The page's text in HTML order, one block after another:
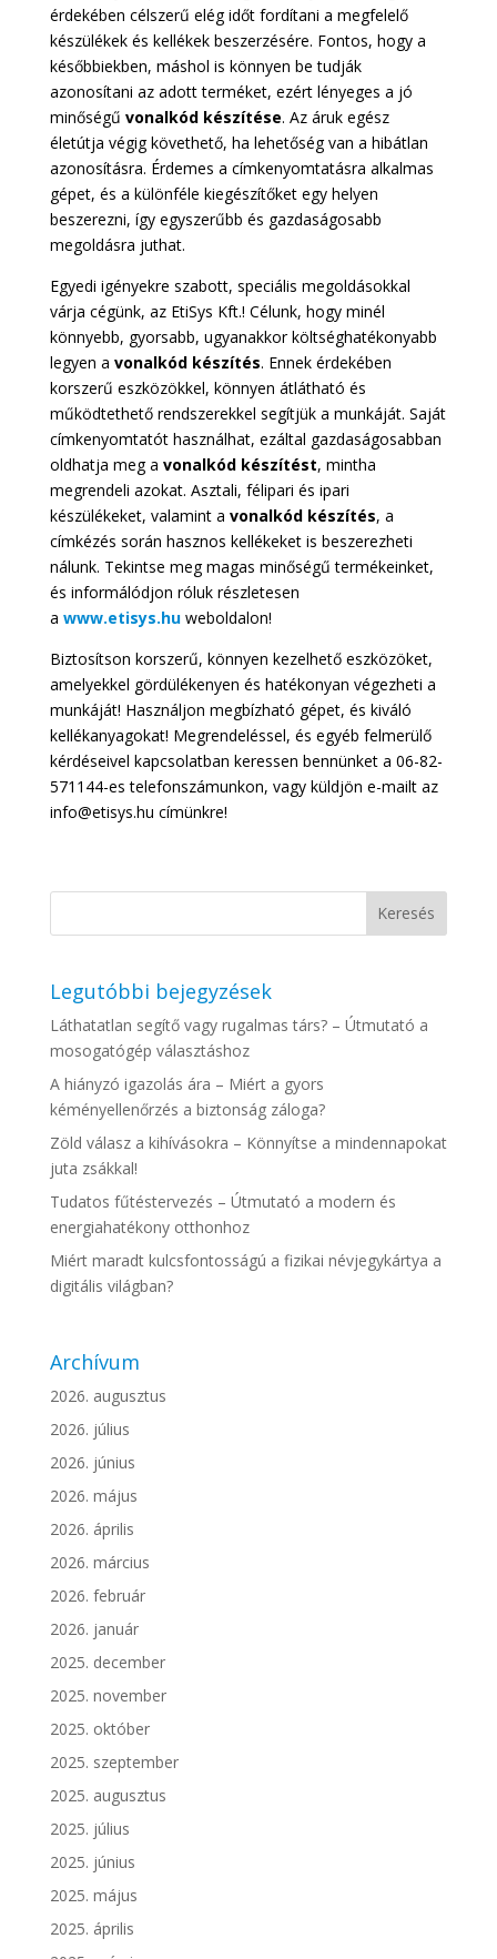
érdekében célszerű elég időt fordítani a megfelelő
készülékek és kellékek beszerzésére. Fontos, hogy a
későbbiekben, máshol is könnyen be tudják
azonosítani az adott terméket, ezért lényeges a jó
minőségű vonalkód készítése. Az áruk egész
életútja végig követhető, ha lehetőség van a hibátlan
azonosításra. Érdemes a címkenyomtatásra alkalmas
gépet, és a különféle kiegészítőket egy helyen
beszerezni, így egyszerűbb és gazdaságosabb
megoldásra juthat.
Egyedi igényekre szabott, speciális megoldásokkal
várja cégünk, az EtiSys Kft.! Célunk, hogy minél
könnyebb, gyorsabb, ugyanakkor költséghatékonyabb
legyen a vonalkód készítés. Ennek érdekében
korszerű eszközökkel, könnyen átlátható és
működtethető rendszerekkel segítjük a munkáját. Saját
címkenyomtatót használhat, ezáltal gazdaságosabban
oldhatja meg a vonalkód készítést, mintha
megrendeli azokat. Asztali, félipari és ipari
készülékeket, valamint a vonalkód készítés, a
címkézés során hasznos kellékeket is beszerezheti
nálunk. Tekintse meg magas minőségű termékeinket,
és informálódjon róluk részletesen
a www.etisys.huweboldalon!
Biztosítson korszerű, könnyen kezelhető eszközöket,
amelyekkel gördülékenyen és hatékonyan végezheti a
munkáját! Használjon megbízható gépet, és kiváló
kellékanyagokat! Megrendeléssel, és egyéb felmerülő
kérdéseivel kapcsolatban keressen bennünket a 06-82-
571144-es telefonszámunkon, vagy küldjön e-mailt az
info@etisys.hu címünkre!
Legutóbbi bejegyzések
Láthatatlan segítő vagy rugalmas társ? – Útmutató a
mosogatógép választáshoz
A hiányzó igazolás ára – Miért a gyors
kéményellenőrzés a biztonság záloga?
Zöld válasz a kihívásokra – Könnyítse a mindennapokat
juta zsákkal!
Tudatos fűtéstervezés – Útmutató a modern és
energiahatékony otthonhoz
Miért maradt kulcsfontosságú a fizikai névjegykártya a
digitális világban?
Archívum
2026. augusztus
2026. július
2026. június
2026. május
2026. április
2026. március
2026. február
2026. január
2025. december
2025. november
2025. október
2025. szeptember
2025. augusztus
2025. július
2025. június
2025. május
2025. április